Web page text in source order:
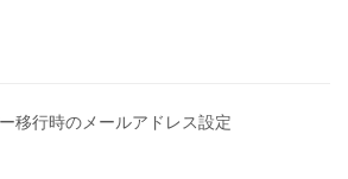
移行時のメールアドレス設定